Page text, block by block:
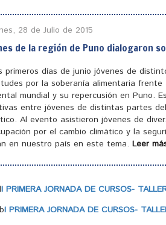
28 de Julio de 2015
de la región de Puno dialogaron
primeros días de junio jóvenes de
por la soberanía alimentaria
mundial y su repercusión en Puno.
entre jóvenes de distintas partes
Al evento asistieron jóvenes de
por el cambio climático y la
en nuestro país en este tema. Leer
I PRIMERA JORNADA DE CURSOS-
I PRIMERA JORNADA DE CURSOS-